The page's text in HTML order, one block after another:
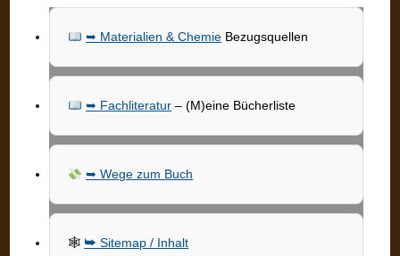
➥ Materialien & Chemie Bezugsquellen
➥ Fachliteratur – (M)eine Bücherliste
➥ Wege zum Buch
🕸 ➥ Sitemap / Inhalt